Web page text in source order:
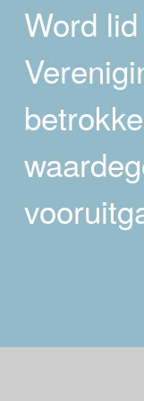
REACTIE
Word